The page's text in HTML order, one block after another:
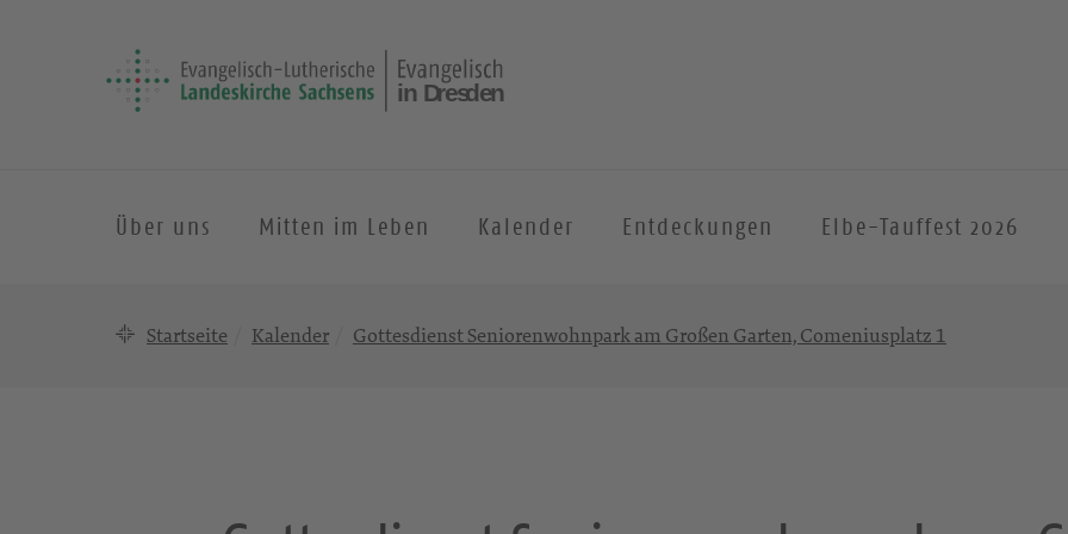
Über uns Mitten im Leben Kalender Entdeckungen Elbe-Tauffest 2026
Startseite Kalender Gottesdienst Seniorenwohnpark am Großen Garten, Comeniusplatz 1